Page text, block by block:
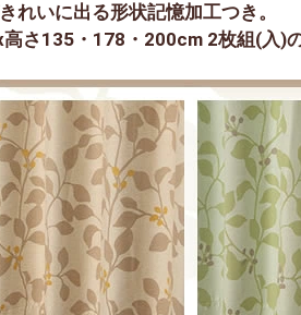
れいに出る形状記憶加工つき。
さ135・178・200cm 2枚組(入)